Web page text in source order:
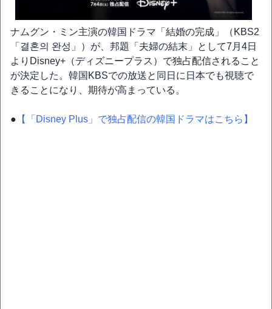
ナムグン・ミン主演の韓国ドラマ「結婚の完成」（KBS2
「결혼의 완성」）が、邦題「夫婦の結末」として7月4日
よりDisney+（ディズニープラス）で独占配信されること
が決定した。韓国KBSでの放送と同日に日本でも視聴で
きることになり、期待が高まっている。
● 【「Disney Plus」で独占配信の韓国ドラマはこちら】